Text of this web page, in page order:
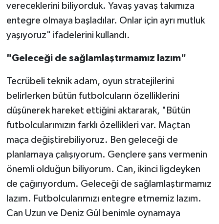
vereceklerini biliyorduk. Yavaş yavaş takımıza
entegre olmaya başladılar. Onlar için ayrı mutluk
yaşıyoruz" ifadelerini kullandı.
"Geleceği de sağlamlaştırmamız lazım"
Tecrübeli teknik adam, oyun stratejilerini
belirlerken bütün futbolcuların özelliklerini
düşünerek hareket ettiğini aktararak, "Bütün
futbolcularımızın farklı özellikleri var. Maçtan
maça değiştirebiliyoruz. Ben geleceği de
planlamaya çalışıyorum. Gençlere şans vermenin
önemli olduğun biliyorum. Can, ikinci ligdeyken
de çağırıyordum. Geleceği de sağlamlaştırmamız
lazım. Futbolcularımızı entegre etmemiz lazım.
Can Uzun ve Deniz Gül benimle oynamaya